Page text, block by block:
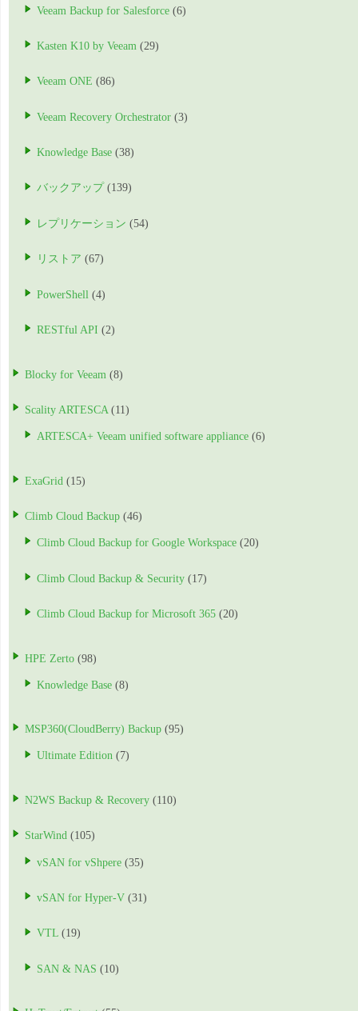
Veeam Backup for Salesforce (6)
Kasten K10 by Veeam (29)
Veeam ONE (86)
Veeam Recovery Orchestrator (3)
Knowledge Base (38)
バックアップ (139)
レプリケーション (54)
リストア (67)
PowerShell (4)
RESTful API (2)
Blocky for Veeam (8)
Scality ARTESCA (11)
ARTESCA+ Veeam unified software appliance (6)
ExaGrid (15)
Climb Cloud Backup (46)
Climb Cloud Backup for Google Workspace (20)
Climb Cloud Backup & Security (17)
Climb Cloud Backup for Microsoft 365 (20)
HPE Zerto (98)
Knowledge Base (8)
MSP360(CloudBerry) Backup (95)
Ultimate Edition (7)
N2WS Backup & Recovery (110)
StarWind (105)
vSAN for vShpere (35)
vSAN for Hyper-V (31)
VTL (19)
SAN & NAS (10)